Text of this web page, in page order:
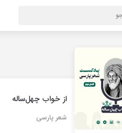
از خواب چهل‌ساله
شعر پارسی